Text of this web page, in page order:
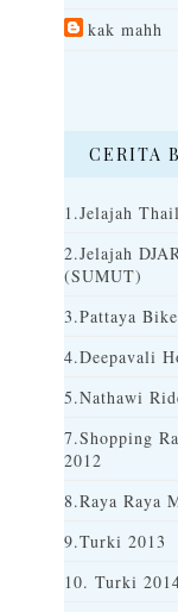
kak mahh
CERITA
1.Jelajah
2.Jelajah
(SUMUT)
3.Pattaya
4.Deepavali
5.Nathawi
7.Shopping
2012
8.Raya Raya
9.Turki 2013
10. Turki